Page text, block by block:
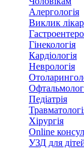
Алергологія
Виклик
Гінекологія
Кардіологія
Неврологія
Педіатрія
Хірургія
Online
УЗД для